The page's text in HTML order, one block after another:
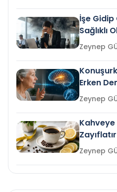
İşe
Sağlıklı
Gelir mi?
Erken
mi?
Kahveye